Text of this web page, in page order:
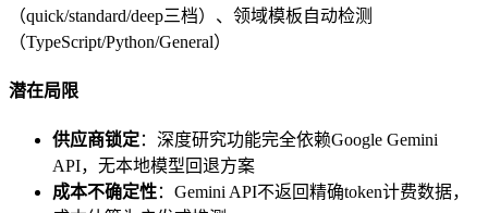
（quick/standard/deep三档）、领域模板自动检测
（TypeScript/Python/General）
潜在局限
供应商锁定：深度研究功能完全依赖Google Gemini
API，无本地模型回退方案
成本不确定性：Gemini API不返回精确token计费数据，